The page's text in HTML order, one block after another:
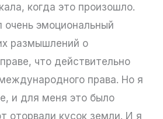
когда это произошло.
эмоциональный
размышлений о
что действительно
права. Но я
и для меня это было
оторвали кусок земли. И я